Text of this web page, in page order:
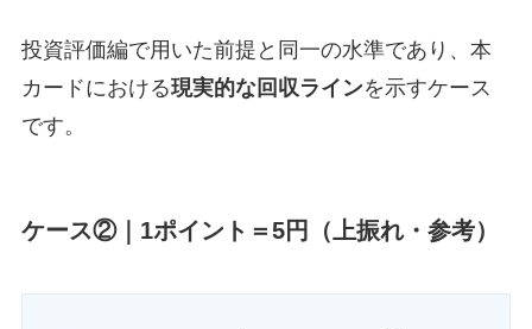
投資評価編で用いた前提と同一の水準であり、本
カードにおける現実的な回収ラインを示すケース
です。
ケース②｜1ポイント＝5円（上振れ・参考）